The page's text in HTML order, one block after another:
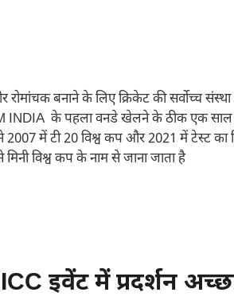
रोमांचक बनाने के लिए क्रिकेट की सर्वोच्च
INDIA के पहला वनडे खेलने के ठीक एक
2007 में टी 20 विश्व कप और 2021 में टेस्ट
विश्व कप के नाम से जाना जाता है
इवेंट में प्रदर्शन